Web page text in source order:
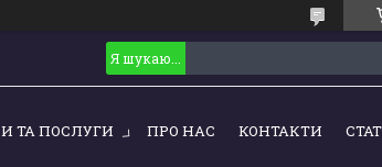
ТА ПОСЛУГИ ПРО НАС КОНТАКТИ